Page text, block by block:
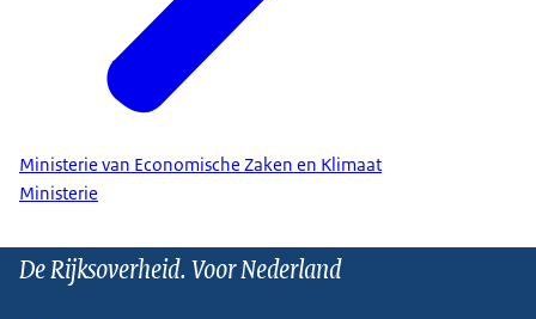
Ministerie van Economische Zaken en Klimaat
Ministerie
De Rijksoverheid. Voor Nederland